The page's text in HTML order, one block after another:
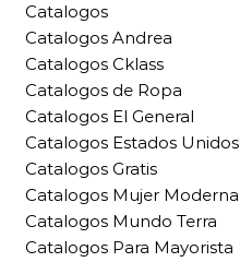
Catalogos
Catalogos Andrea
Catalogos Cklass
Catalogos de Ropa
Catalogos El General
Catalogos Estados Unidos
Catalogos Gratis
Catalogos Mujer Moderna
Catalogos Mundo Terra
Catalogos Para Mayorista